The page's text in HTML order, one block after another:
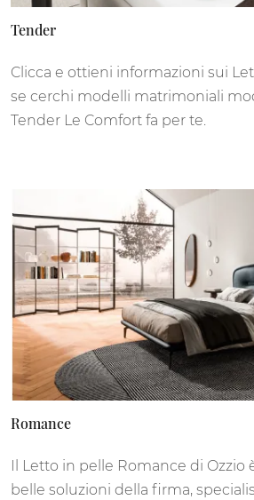
Tender
Clicca e ottieni informazioni sui
se cerchi modelli matrimoniali
Tender Le Comfort fa per te.
Romance
Il Letto in pelle Romance di Ozzio
belle soluzioni della firma,